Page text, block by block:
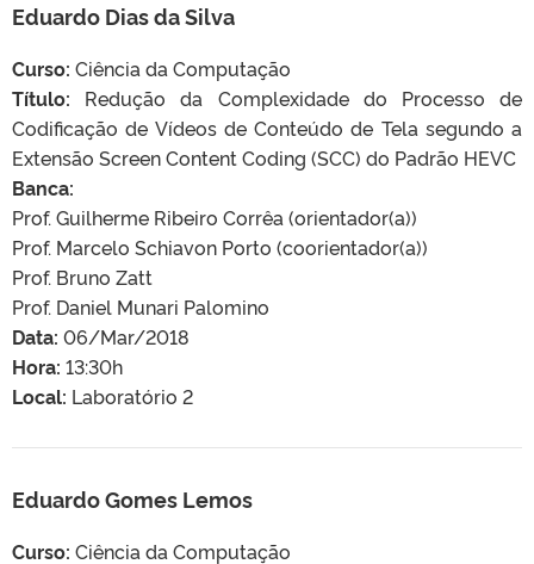
Eduardo Dias da Silva
Curso: Ciência da Computação
Título: Redução da Complexidade do Processo de
Codificação de Vídeos de Conteúdo de Tela segundo a
Extensão Screen Content Coding (SCC) do Padrão HEVC
Banca:
Prof. Guilherme Ribeiro Corrêa (orientador(a))
Prof. Marcelo Schiavon Porto (coorientador(a))
Prof. Bruno Zatt
Prof. Daniel Munari Palomino
Data: 06/Mar/2018
Hora: 13:30h
Local: Laboratório 2
Eduardo Gomes Lemos
Curso: Ciência da Computação